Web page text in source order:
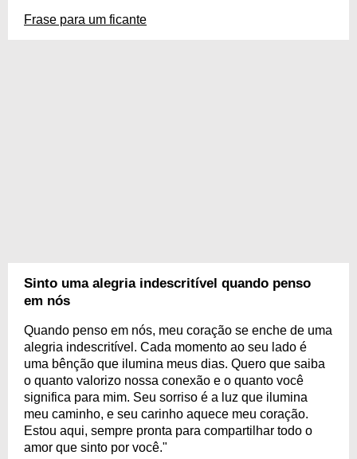
Frase para um ficante
Sinto uma alegria indescritível quando penso
em nós
Quando penso em nós, meu coração se enche de uma
alegria indescritível. Cada momento ao seu lado é
uma bênção que ilumina meus dias. Quero que saiba
o quanto valorizo nossa conexão e o quanto você
significa para mim. Seu sorriso é a luz que ilumina
meu caminho, e seu carinho aquece meu coração.
Estou aqui, sempre pronta para compartilhar todo o
amor que sinto por você."